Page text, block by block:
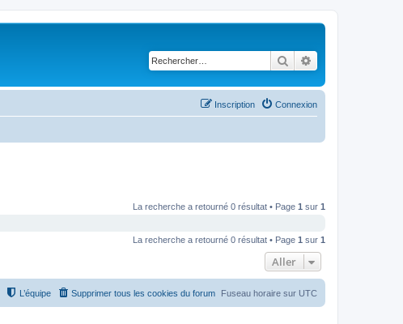
Rechercher
Connexion
Inscription
La recherche a retourné 0 résultat • Page 1 sur 1
La recherche a retourné 0 résultat • Page 1 sur 1
Aller
Fuseau horaire sur UTC
Supprimer tous les cookies du forum
L’équipe